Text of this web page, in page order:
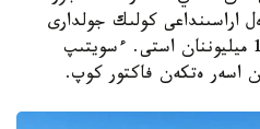
اراسىنداعى كولىك جولدارى
ارقىلى وتكەن جولاۋشى سانى 1 ميليوننان استى. ءسويتىپ
اسەر ەتكەن فاكتور كوپ.